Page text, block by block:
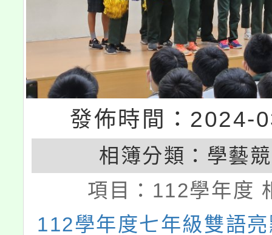
發佈時間：2024-
相簿分類： 學藝
項目： 112學年度
112學年度七年級雙語